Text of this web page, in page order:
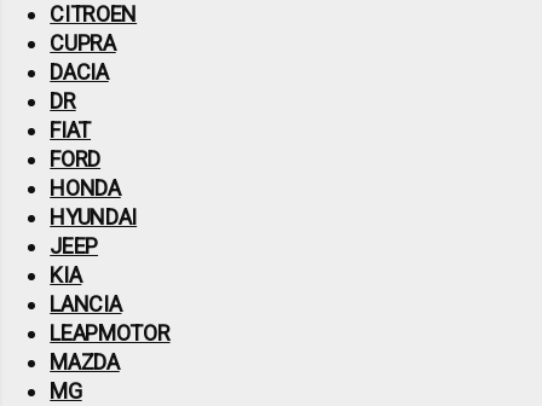
CITROEN
CUPRA
DACIA
DR
FIAT
FORD
HONDA
HYUNDAI
JEEP
KIA
LANCIA
LEAPMOTOR
MAZDA
MG